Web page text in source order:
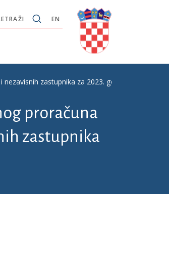
EN
zastupnika za 2023. godinu
proračuna
zastupnika